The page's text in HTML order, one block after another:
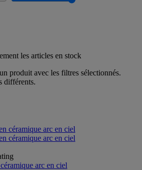
les articles en stock
produit avec les filtres sélectionnés.
différents.
arc en ciel